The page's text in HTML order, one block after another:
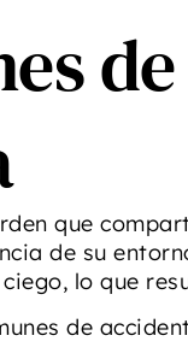
que
de su
lo que
de